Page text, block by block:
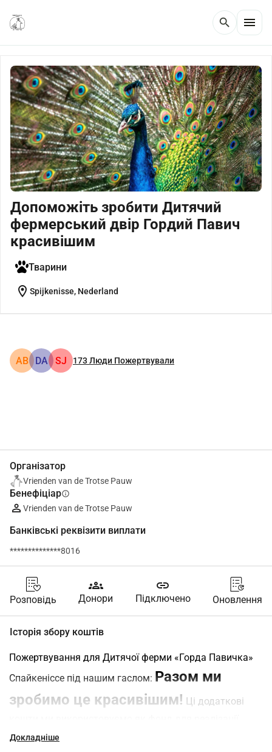
search menu
Допоможіть зробити Дитячий
фермерський двір Гордий Павич
красивішим
Тварини
location_on Spijkenisse, Nederland
АВ DA SJ 173Люди Пожертвували
Організатор
Vrienden van de Trotse Pauw
Бенефіціарinfo
Vrienden van de Trotse Pauw
Банківські реквізити виплати
**************8016
Розповідь
groups
Донори
link
Підключено Оновлення
Історія збору коштів
Пожертвування для Дитячої ферми «Горда Павичка»
Спайкеніссе під нашим гаслом: Разом ми
зробимо це красивішим! Ці додаткові
розширення діяльності на дитячій
Докладніше